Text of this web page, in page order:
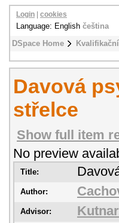
DSpace Home
Login cookies
Language: English čeština
Davová
střelce
Show full item
No preview
Title:
Author:
Advisor: